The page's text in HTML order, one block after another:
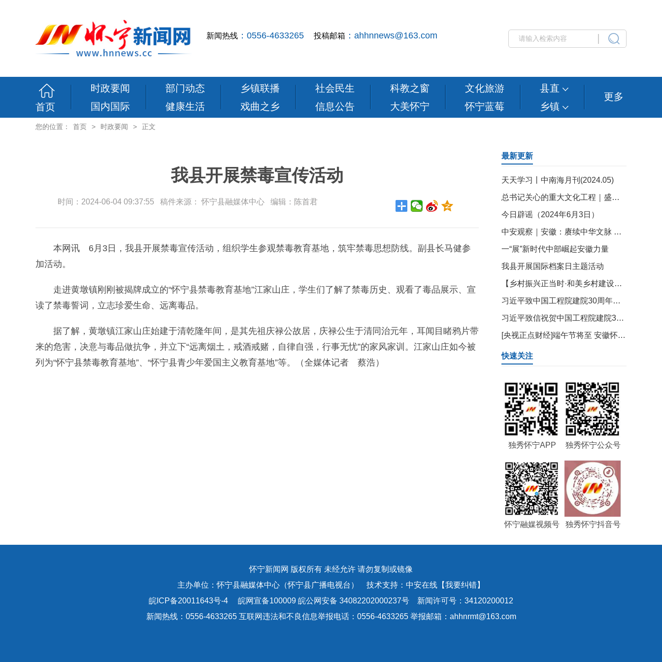
新闻热线 ：0556-4633265 投稿邮箱 ：ahhnnews@163.com
首页
时政要闻
国内国际
部门动态
健康生活
乡镇联播
戏曲之乡
社会民生
信息公告
科教之窗
大美怀宁
文化旅游
怀宁蓝莓
县直
乡镇
更多
您的位置： 首页 > 时政要闻 > 正文
我县开展禁毒宣传活动
时间：2024-06-04 09:37:55 稿件来源： 怀宁县融媒体中心 编辑：陈首君
本网讯 6月3日，我县开展禁毒宣传活动，组织学生参观禁毒教育基地，筑牢禁毒思想防线。副县长马健参
加活动。
走进黄墩镇刚刚被揭牌成立的“怀宁县禁毒教育基地”江家山庄，学生们了解了禁毒历史、观看了毒品展示、宣
读了禁毒誓词，立志珍爱生命、远离毒品。
据了解，黄墩镇江家山庄始建于清乾隆年间，是其先祖庆禄公故居，庆禄公生于清同治元年，耳闻目睹鸦片带
来的危害，决意与毒品做抗争，并立下“远离烟土，戒酒戒赌，自律自强，行事无忧”的家风家训。江家山庄如今被
列为“怀宁县禁毒教育基地”、“怀宁县青少年爱国主义教育基地”等。（全媒体记者 蔡浩）
最新更新
天天学习丨中南海月刊(2024.05)
总书记关心的重大文化工程｜盛世修典传文脉
今日辟谣（2024年6月3日）
中安观察｜安徽：赓续中华文脉 擦亮徽风皖韵“金名片”
一“展”新时代中部崛起安徽力量
我县开展国际档案日主题活动
【乡村振兴正当时·和美乡村建设】“让”出来的和美乡村
习近平致中国工程院建院30周年的贺信
习近平致信祝贺中国工程院建院30周年
[央视正点财经]端午节将至 安徽怀宁：树叶配面团 麦粑飘香
快速关注
独秀怀宁APP 独秀怀宁公众号
怀宁融媒视频号 独秀怀宁抖音号
怀宁新闻网 版权所有 未经允许 请勿复制或镜像
主办单位：怀宁县融媒体中心（怀宁县广播电视台） 技术支持：中安在线【我要纠错】
皖ICP备20011643号-4 皖网宣备100009 皖公网安备 34082202000237号 新闻许可号：34120200012
新闻热线：0556-4633265 互联网违法和不良信息举报电话：0556-4633265 举报邮箱：ahhnrmt@163.com